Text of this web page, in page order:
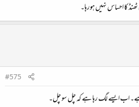
کا احساس نہیں ہورہا۔
#575
اب ایسے لگ رہا ہے کہ چل سو چل۔